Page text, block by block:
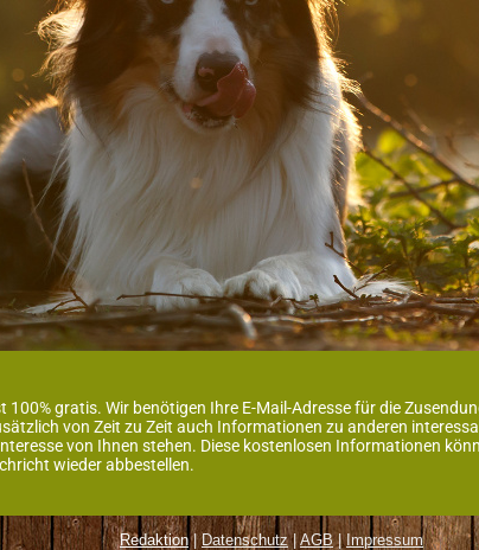
100% gratis. Wir benötigen Ihre E-Mail-Adresse für die
von Zeit zu Zeit auch Informationen zu anderen
von Ihnen stehen. Diese kostenlosen Informationen
wieder abbestellen.
Redaktion|Datenschutz|AGB| Impressum